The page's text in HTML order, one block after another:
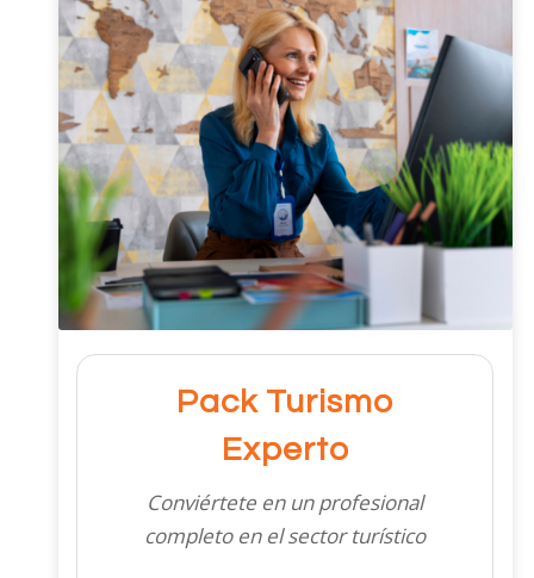
Pack Turismo
Experto
Conviértete en un profesional
completo en el sector turístico